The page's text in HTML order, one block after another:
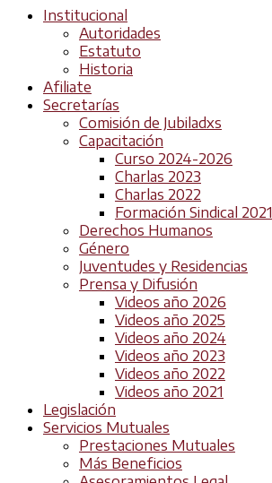
Institucional
Autoridades
Estatuto
Historia
Afiliate
Secretarías
Comisión de Jubiladxs
Capacitación
Curso 2024-2026
Charlas 2023
Charlas 2022
Formación Sindical 2021
Derechos Humanos
Género
Juventudes y Residencias
Prensa y Difusión
Videos año 2026
Videos año 2025
Videos año 2024
Videos año 2023
Videos año 2022
Videos año 2021
Legislación
Servicios Mutuales
Prestaciones Mutuales
Más Beneficios